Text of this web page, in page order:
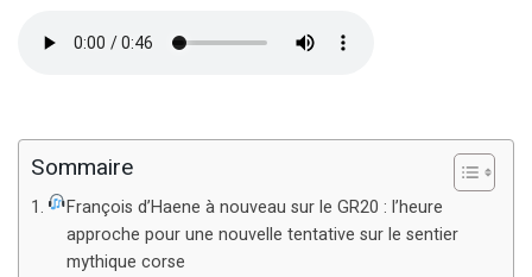
Sommaire
François d’Haene à nouveau sur le GR20 : l’heure
approche pour une nouvelle tentative sur le sentier
mythique corse